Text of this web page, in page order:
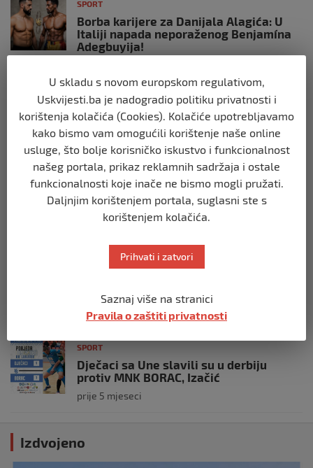
SPORT
Borba karijere za Danijala Alagića: U
Italiji napada neporaženog Benjamína
Adegbuyija!
SPORT
CAZIN SPREMAN ZA SPEKTAKL KUPA
BiH!
prije 3 mjeseca
SPORT
MNK Dječaci sa Une: Ponos Krajine i
drugo mjesto za pamćenje
prije 5 mjeseci
SPORT
Dječaci sa Une slavili su u derbiju
protiv MNK BORAC, Izačić
prije 5 mjeseci
Izdvojeno
U skladu s novom europskom regulativom,
Uskvijesti.ba je nadogradio politiku privatnosti i
korištenja kolačića (Cookies). Kolačiće upotrebljavamo
kako bismo vam omogućili korištenje naše online
usluge, što bolje korisničko iskustvo i funkcionalnost
našeg portala, prikaz reklamnih sadržaja i ostale
funkcionalnosti koje inače ne bismo mogli pružati.
Daljnjim korištenjem portala, suglasni ste s
korištenjem kolačića.
Prihvati i zatvori
Saznaj više na stranici
Pravila o zaštiti privatnosti